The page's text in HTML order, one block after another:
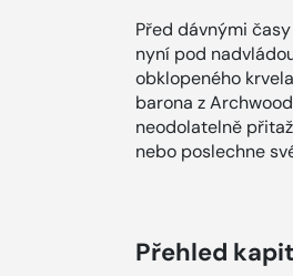
Před dávnými
nyní pod
obklopeného
barona z
neodolatelně
nebo poslechne
Přehled